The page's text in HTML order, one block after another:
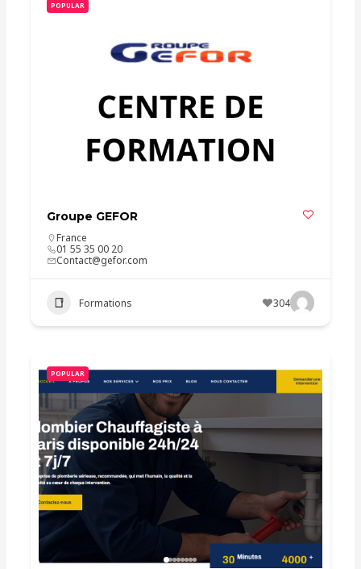
POPULAR
Groupe GEFOR
France
01 55 35 00 20
Contact@gefor.com
Formations 304
POPULAR